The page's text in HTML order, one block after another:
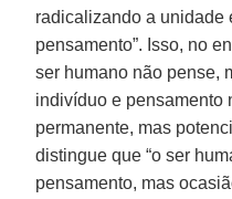
radicalizando a unidade
pensamento”. Isso, no
ser humano não pense,
indivíduo e pensamento
permanente, mas
distingue que “o ser
pensamento, mas